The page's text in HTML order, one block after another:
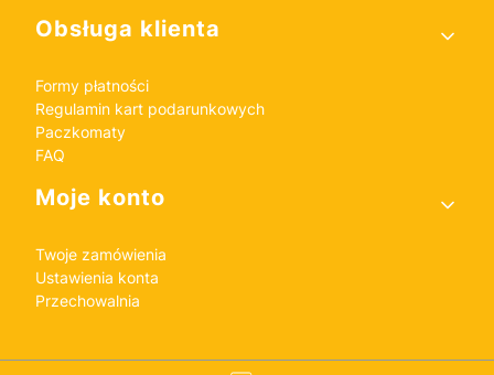
Obsługa klienta
Formy płatności
Regulamin kart podarunkowych
Paczkomaty
FAQ
Moje konto
Twoje zamówienia
Ustawienia konta
Przechowalnia